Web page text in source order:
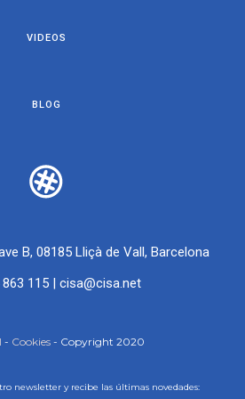
VIDEOS
BLOG
B, 08185 Lliçà de Vall, Barcelona
115| cisa@cisa.net
- Cookies - Copyright 2020
newsletter y recibe las últimas novedades: